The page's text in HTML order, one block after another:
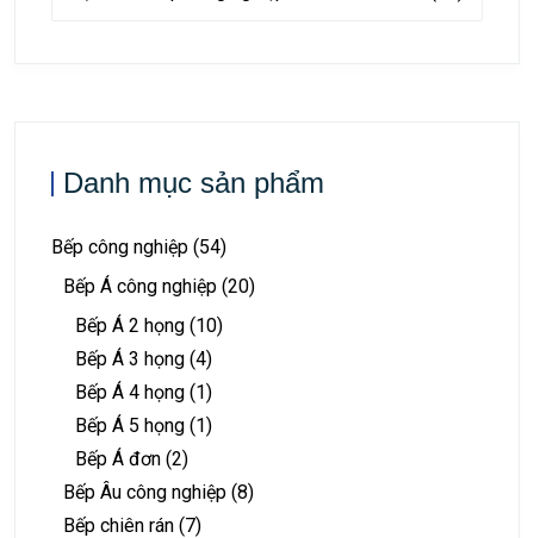
Danh mục sản phẩm
Bếp công nghiệp (54)
Bếp Á công nghiệp (20)
Bếp Á 2 họng (10)
Bếp Á 3 họng (4)
Bếp Á 4 họng (1)
Bếp Á 5 họng (1)
Bếp Á đơn (2)
Bếp Âu công nghiệp (8)
Bếp chiên rán (7)